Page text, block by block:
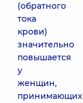
(обратного
тока
крови)
значительно
повышается
у
женщин,
принимающих